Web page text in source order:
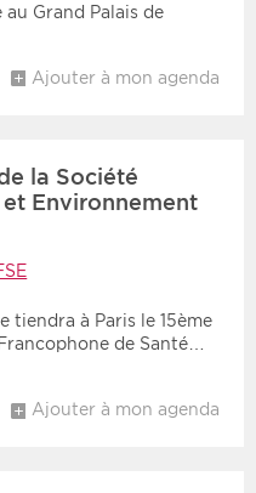
finChronologique
Grand Palais de
Ajouter à mon agenda
la Société
Environnement
tiendra à Paris le 15ème
de Santé…
Ajouter à mon agenda